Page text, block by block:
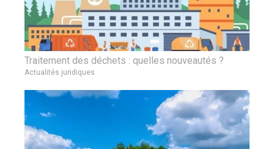
Traitement des déchets : quelles nouveautés ?
Actualités juridiques